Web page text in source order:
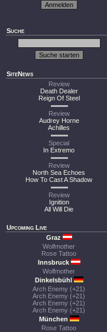
Suche
SiteNews
Review
Death Dealer
Reign Of Steel
Review
Audrey Horne
Achilles
Special
In Extremo
Review
North Sea Echoes
How To Cast A Shadow
Review
Ignition
All Will Die
Upcoming Live
Graz
Wolfmother
Rose Tattoo
Innsbruck
Wolfmother
Dinkelsbühl
Arch Enemy (+21)
Arch Enemy (+21)
Arch Enemy (+21)
Arch Enemy (+21)
München
Rose Tattoo